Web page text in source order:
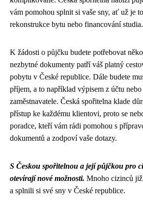
vám pomohou splnit si vaše sny, ať už je
rekonstrukce bytu nebo financování studia.
K žádosti o půjčku budete potřebovat
nezbytné dokumenty patří váš platný
pobytu v České republice. Dále budete
příjem, a to například výpisem z účtu
zaměstnavatele. Česká spořitelna klade
přístup ke každému klientovi, proto se
poradce, kteří vám rádi pomohou s
dokumentů a zodpoví vaše dotazy.
S Českou spořitelnou a její půjčkou pro
otevírají nové možnosti. Mnoho cizinců
a splnili si své sny v České republice.